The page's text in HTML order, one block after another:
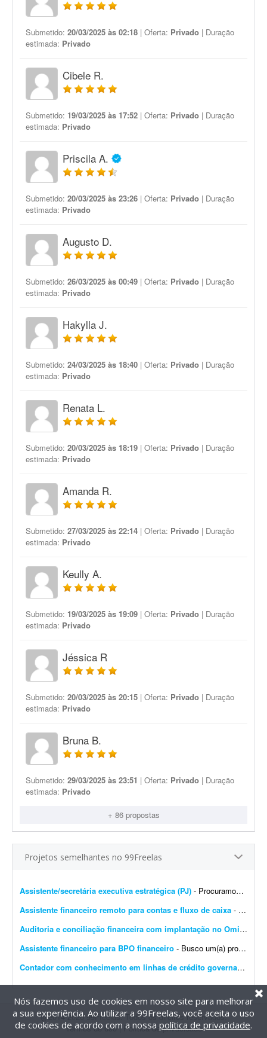
Submetido: 20/03/2025 às 02:18 | Oferta: Privado | Duração
estimada: Privado
Cibele R.
Submetido: 19/03/2025 às 17:52 | Oferta: Privado | Duração
estimada: Privado
Priscila A.
Submetido: 20/03/2025 às 23:26 | Oferta: Privado | Duração
estimada: Privado
Augusto D.
Submetido: 26/03/2025 às 00:49 | Oferta: Privado | Duração
estimada: Privado
Hakylla J.
Submetido: 24/03/2025 às 18:40 | Oferta: Privado | Duração
estimada: Privado
Renata L.
Submetido: 20/03/2025 às 18:19 | Oferta: Privado | Duração
estimada: Privado
Amanda R.
Submetido: 27/03/2025 às 22:14 | Oferta: Privado | Duração
estimada: Privado
Keully A.
Submetido: 19/03/2025 às 19:09 | Oferta: Privado | Duração
estimada: Privado
Jéssica R
Submetido: 20/03/2025 às 20:15 | Oferta: Privado | Duração
estimada: Privado
Bruna B.
Submetido: 29/03/2025 às 23:51 | Oferta: Privado | Duração
estimada: Privado
+ 86 propostas
Projetos semelhantes no 99Freelas
Assistente/secretária executiva estratégica (PJ) - Procuramos profissional com sólida experiência em secretaria executiva e gestão financeira para estruturar e gerenciar nossas rotinas administrativas e o fluxo de caixa. Ativid...
Assistente financeiro remoto para contas e fluxo de caixa - Procuro assistente financeiro para atuação remota, com foco no gerenciamento de contas e no controle do fluxo de caixa. Principais atividades: - Contas a pagar e a receber - Confer&...
Auditoria e conciliação financeira com implantação no Omie- A
Assistente financeiro para BPO financeiro - Busco um(a) profissional autônomo(a) ou freelancer para me auxiliar na rotina do BPO financeiro da minha empresa. O objetivo principal é manter o sistema organizado, para que eu tenha ...
Contador com conhecimento em linhas de crédito governamentais
@2014-2026 99Freelas. Todos os direitos reservados.
Termos de uso| Política de privacidade
Nós fazemos uso de cookies em nosso site para melhorar
a sua experiência. Ao utilizar a 99Freelas, você aceita o uso
de cookies de acordo com a nossa política de privacidade.